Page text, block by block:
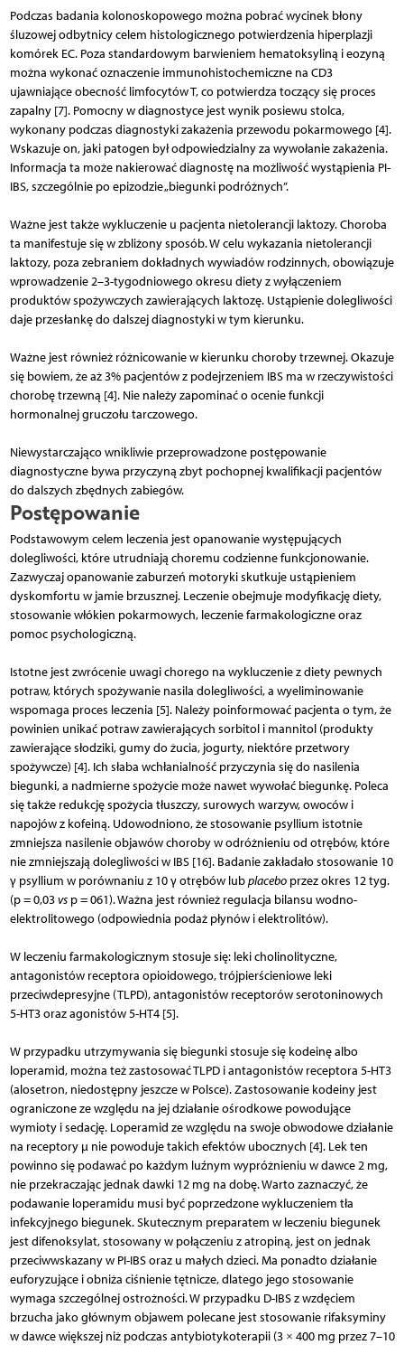
Podczas badania kolonoskopowego można pobrać wycinek błony
śluzowej odbytnicy celem histologicznego potwierdzenia hiperplazji
komórek EC. Poza standardowym barwieniem hematoksyliną i eozyną
można wykonać oznaczenie immunohistochemiczne na CD3
ujawniające obecność limfocytów T, co potwierdza toczący się proces
zapalny [7]. Pomocny w diagnostyce jest wynik posiewu stolca,
wykonany podczas diagnostyki zakażenia przewodu pokarmowego [4].
Wskazuje on, jaki patogen był odpowiedzialny za wywołanie zakażenia.
Informacja ta może nakierować diagnostę na możliwość wystąpienia PI-
IBS, szczególnie po epizodzie „biegunki podróżnych”.
Ważne jest także wykluczenie u pacjenta nietolerancji laktozy. Choroba
ta manifestuje się w zbliżony sposób. W celu wykazania nietolerancji
laktozy, poza zebraniem dokładnych wywiadów rodzinnych, obowiązuje
wprowadzenie 2–3-tygodniowego okresu diety z wyłączeniem
produktów spożywczych zawierających laktozę. Ustąpienie dolegliwości
daje przesłankę do dalszej diagnostyki w tym kierunku.
Ważne jest również różnicowanie w kierunku choroby trzewnej. Okazuje
się bowiem, że aż 3% pacjentów z podejrzeniem IBS ma w rzeczywistości
chorobę trzewną [4]. Nie należy zapominać o ocenie funkcji
hormonalnej gruczołu tarczowego.
Niewystarczająco wnikliwie przeprowadzone postępowanie
diagnostyczne bywa przyczyną zbyt pochopnej kwalifikacji pacjentów
do dalszych zbędnych zabiegów.
Postępowanie
Podstawowym celem leczenia jest opanowanie występujących
dolegliwości, które utrudniają choremu codzienne funkcjonowanie.
Zazwyczaj opanowanie zaburzeń motoryki skutkuje ustąpieniem
dyskomfortu w jamie brzusznej. Leczenie obejmuje modyfikację diety,
stosowanie włókien pokarmowych, leczenie farmakologiczne oraz
pomoc psychologiczną.
Istotne jest zwrócenie uwagi chorego na wykluczenie z diety pewnych
potraw, których spożywanie nasila dolegliwości, a wyeliminowanie
wspomaga proces leczenia [5]. Należy poinformować pacjenta o tym, że
powinien unikać potraw zawierających sorbitol i mannitol (produkty
zawierające słodziki, gumy do żucia, jogurty, niektóre przetwory
spożywcze) [4]. Ich słaba wchłanialność przyczynia się do nasilenia
biegunki, a nadmierne spożycie może nawet wywołać biegunkę. Poleca
się także redukcję spożycia tłuszczy, surowych warzyw, owoców i
napojów z kofeiną. Udowodniono, że stosowanie psyllium istotnie
zmniejsza nasilenie objawów choroby w odróżnieniu od otrębów, które
nie zmniejszają dolegliwości w IBS [16]. Badanie zakładało stosowanie 10
γ psyllium w porównaniu z 10 γ otrębów lubplaceboprzez okres 12 tyg.
(p = 0,03vsp = 061). Ważna jest również regulacja bilansu wodno-
elektrolitowego (odpowiednia podaż płynów i elektrolitów).
W leczeniu farmakologicznym stosuje się: leki cholinolityczne,
antagonistów receptora opioidowego, trójpierścieniowe leki
przeciwdepresyjne (TLPD), antagonistów receptorów serotoninowych
5-HT3 oraz agonistów 5-HT4 [5].
W przypadku utrzymywania się biegunki stosuje się kodeinę albo
loperamid, można też zastosować TLPD i antagonistów receptora 5-HT3
(alosetron, niedostępny jeszcze w Polsce). Zastosowanie kodeiny jest
ograniczone ze względu na jej działanie ośrodkowe powodujące
wymioty i sedację. Loperamid ze względu na swoje obwodowe działanie
na receptory µ nie powoduje takich efektów ubocznych [4]. Lek ten
powinno się podawać po każdym luźnym wypróżnieniu w dawce 2 mg,
nie przekraczając jednak dawki 12 mg na dobę. Warto zaznaczyć, że
podawanie loperamidu musi być poprzedzone wykluczeniem tła
infekcyjnego biegunek. Skutecznym preparatem w leczeniu biegunek
jest difenoksylat, stosowany w połączeniu z atropiną, jest on jednak
przeciwwskazany w PI-IBS oraz u małych dzieci. Ma ponadto działanie
euforyzujące i obniża ciśnienie tętnicze, dlatego jego stosowanie
wymaga szczególnej ostrożności. W przypadku D-IBS z wzdęciem
brzucha jako głównym objawem polecane jest stosowanie rifaksyminy
w dawce większej niż podczas antybiotykoterapii (3 × 400 mg przez 7–10